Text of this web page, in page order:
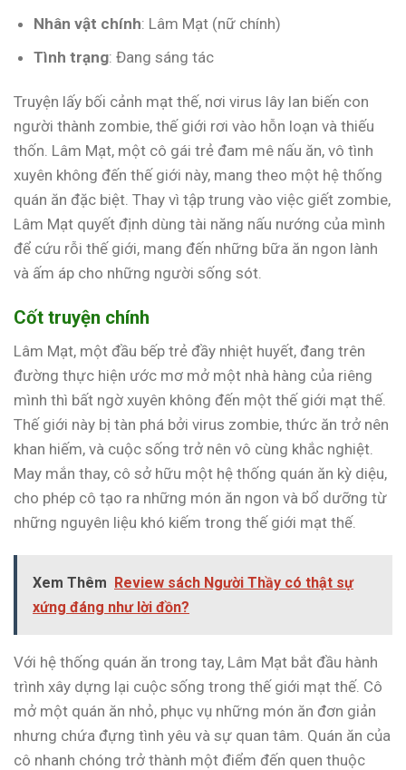
Nhân vật chính: Lâm Mạt (nữ chính)
Tình trạng: Đang sáng tác
Truyện lấy bối cảnh mạt thế, nơi virus lây lan biến con
người thành zombie, thế giới rơi vào hỗn loạn và thiếu
thốn. Lâm Mạt, một cô gái trẻ đam mê nấu ăn, vô tình
xuyên không đến thế giới này, mang theo một hệ thống
quán ăn đặc biệt. Thay vì tập trung vào việc giết zombie,
Lâm Mạt quyết định dùng tài năng nấu nướng của mình
để cứu rỗi thế giới, mang đến những bữa ăn ngon lành
và ấm áp cho những người sống sót.
Cốt truyện chính
Lâm Mạt, một đầu bếp trẻ đầy nhiệt huyết, đang trên
đường thực hiện ước mơ mở một nhà hàng của riêng
mình thì bất ngờ xuyên không đến một thế giới mạt thế.
Thế giới này bị tàn phá bởi virus zombie, thức ăn trở nên
khan hiếm, và cuộc sống trở nên vô cùng khắc nghiệt.
May mắn thay, cô sở hữu một hệ thống quán ăn kỳ diệu,
cho phép cô tạo ra những món ăn ngon và bổ dưỡng từ
những nguyên liệu khó kiếm trong thế giới mạt thế.
Xem Thêm Review sách Người Thầy có thật sự
xứng đáng như lời đồn?
Với hệ thống quán ăn trong tay, Lâm Mạt bắt đầu hành
trình xây dựng lại cuộc sống trong thế giới mạt thế. Cô
mở một quán ăn nhỏ, phục vụ những món ăn đơn giản
nhưng chứa đựng tình yêu và sự quan tâm. Quán ăn của
cô nhanh chóng trở thành một điểm đến quen thuộc